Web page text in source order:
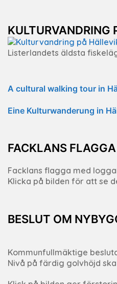
KULTURVANDRING
Listerlandets äldsta
A cultural walking tour in
Eine Kulturwanderung in
FACKLANS FLAGGA
Facklans flagga med
Klicka på bilden för att se
BESLUT OM
Kommunfullmäktige
Nivå på färdig golvhöjd